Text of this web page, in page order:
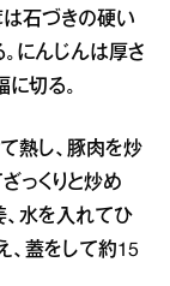
は石づきの硬い
にんじんは厚さ
切る。
熱し、豚肉を炒
っくりと炒め
、水を入れてひ
、蓋をして約15